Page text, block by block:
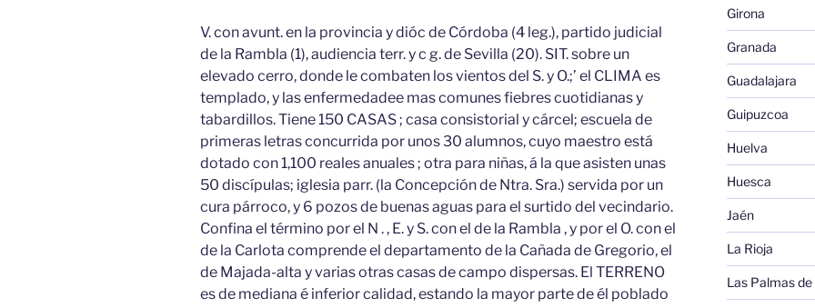
V. con avunt. en la provincia y dióc de Córdoba (4 leg.), partido judicial
de la Rambla (1), audiencia terr. y c g. de Sevilla (20). SIT. sobre un
elevado cerro, donde le combaten los vientos del S. y O.;’ el CLIMA es
templado, y las enfermedadee mas comunes fiebres cuotidianas y
tabardillos. Tiene 150 CASAS ; casa consistorial y cárcel; escuela de
primeras letras concurrida por unos 30 alumnos, cuyo maestro está
dotado con 1,100 reales anuales ; otra para niñas, á la que asisten unas
50 discípulas; iglesia parr. (la Concepción de Ntra. Sra.) servida por un
cura párroco, y 6 pozos de buenas aguas para el surtido del vecindario.
Confina el término por el N . , E. y S. con el de la Rambla , y por el O. con el
de la Carlota comprende el departamento de la Cañada de Gregorio, el
de Majada-alta y varias otras casas de campo dispersas. El TERRENO
es de mediana é inferior calidad, estando la mayor parte de él poblado
Girona
Granada
Guadalajara
Guipuzcoa
Huelva
Huesca
Jaén
La Rioja
Las Palmas